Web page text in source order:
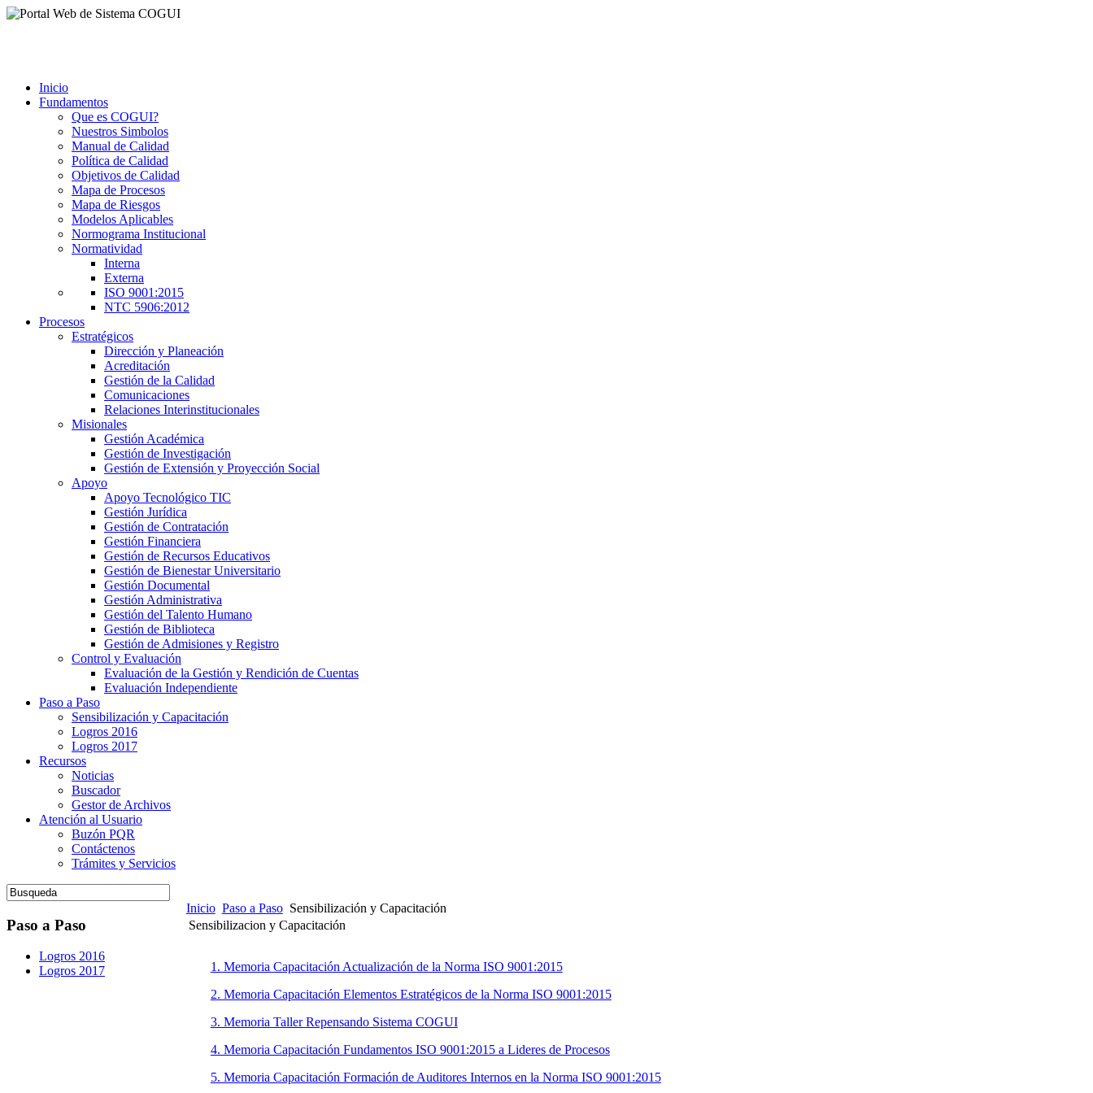
Inicio
Fundamentos
Que es COGUI?
Nuestros Simbolos
Manual de Calidad
Política de Calidad
Objetivos de Calidad
Mapa de Procesos
Mapa de Riesgos
Modelos Aplicables
Normograma Institucional
Normatividad
Interna
Externa
ISO 9001:2015
NTC 5906:2012
Procesos
Estratégicos
Dirección y Planeación
Acreditación
Gestión de la Calidad
Comunicaciones
Relaciones Interinstitucionales
Misionales
Gestión Académica
Gestión de Investigación
Gestión de Extensión y Proyección Social
Apoyo
Apoyo Tecnológico TIC
Gestión Jurídica
Gestión de Contratación
Gestión Financiera
Gestión de Recursos Educativos
Gestión de Bienestar Universitario
Gestión Documental
Gestión Administrativa
Gestión del Talento Humano
Gestión de Biblioteca
Gestión de Admisiones y Registro
Control y Evaluación
Evaluación de la Gestión y Rendición de Cuentas
Evaluación Independiente
Paso a Paso
Sensibilización y Capacitación
Logros 2016
Logros 2017
Recursos
Noticias
Buscador
Gestor de Archivos
Atención al Usuario
Buzón PQR
Contáctenos
Trámites y Servicios
Paso a Paso
Logros 2016
Logros 2017
Inicio Paso a Paso Sensibilización y Capacitación
Sensibilizacion y Capacitación
1. Memoria Capacitación Actualización de la Norma ISO 9001:2015
2. Memoria Capacitación Elementos Estratégicos de la Norma ISO 9001:2015
3. Memoria Taller Repensando Sistema COGUI
4. Memoria Capacitación Fundamentos ISO 9001:2015 a Lideres de Procesos
5. Memoria Capacitación Formación de Auditores Internos en la Norma ISO 9001:2015